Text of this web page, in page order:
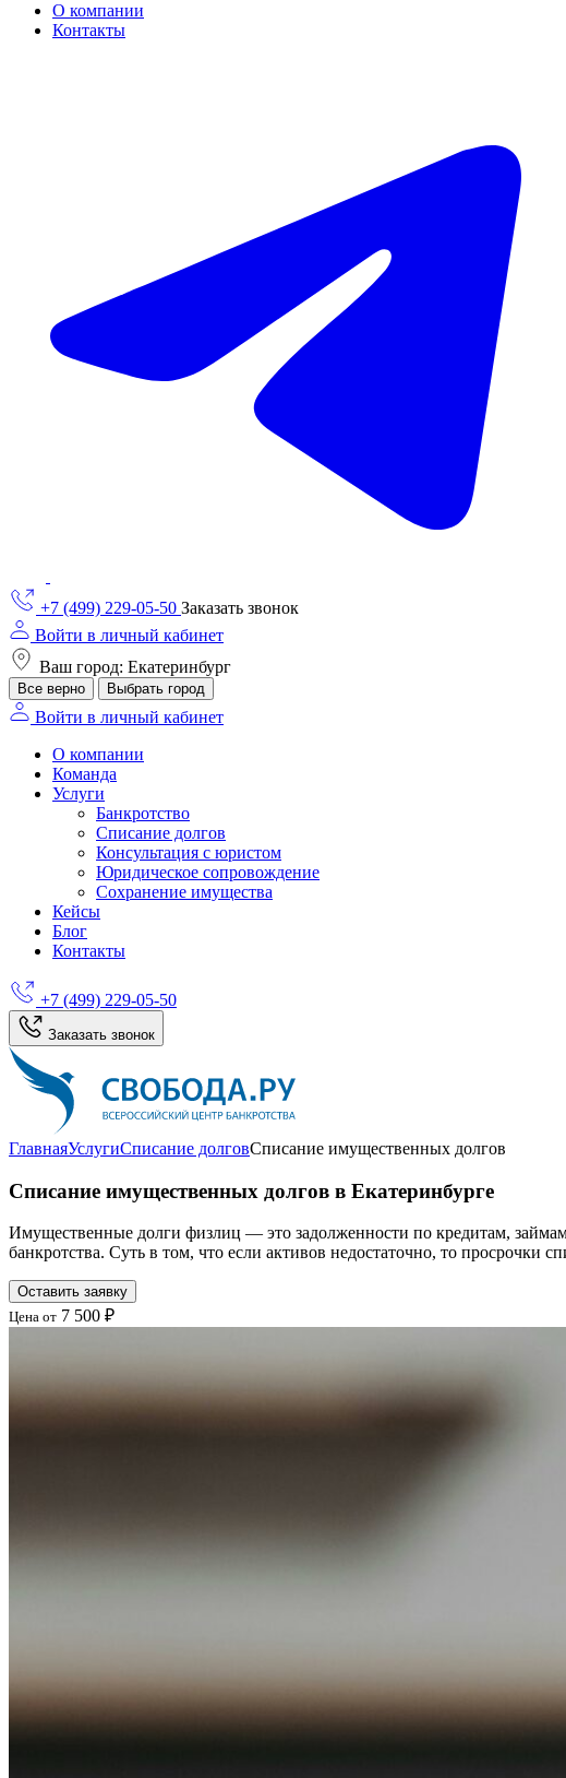
О компании
Контакты
+7 (499) 229-05-50 Заказать звонок
Войти в личный кабинет
Ваш город: Екатеринбург
Все верно Выбрать город
Войти в личный кабинет
О компании
Команда
Услуги
Банкротство
Списание долгов
Консультация с юристом
Юридическое сопровождение
Сохранение имущества
Кейсы
Блог
Контакты
+7 (499) 229-05-50
Заказать звонок
ГлавнаяУслугиСписание долговСписание имущественных долгов
Списание имущественных долгов в Екатеринбурге
Имущественные долги физлиц — это задолженности по кредитам,
банкротства. Суть в том, что если активов недостаточно, то просрочки
Оставить заявку
Цена от 7 500 ₽